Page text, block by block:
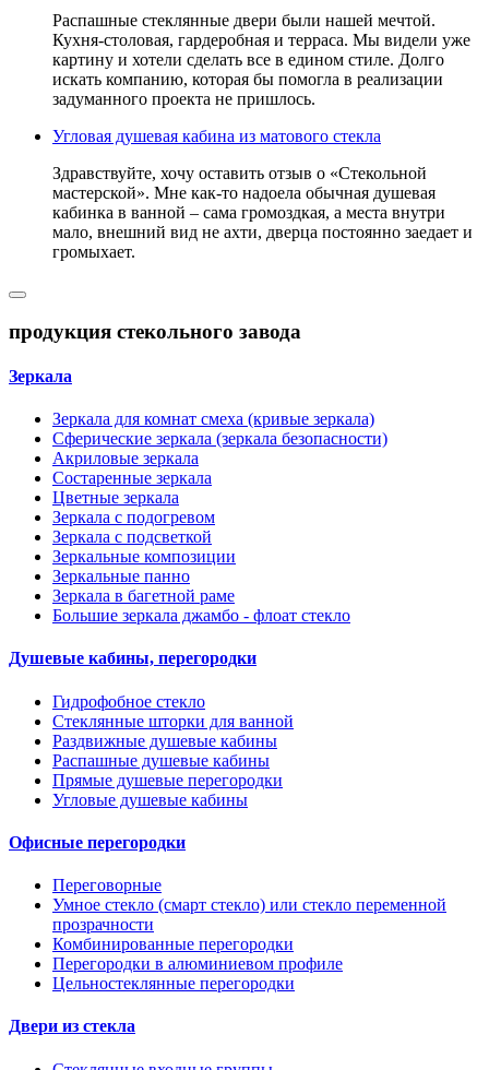
Распашные стеклянные двери были нашей мечтой.
Кухня-столовая, гардеробная и терраса. Мы видели уже
картину и хотели сделать все в едином стиле. Долго
искать компанию, которая бы помогла в реализации
задуманного проекта не пришлось.
Угловая душевая кабина из матового стекла
Здравствуйте, хочу оставить отзыв о «Стекольной
мастерской». Мне как-то надоела обычная душевая
кабинка в ванной – сама громоздкая, а места внутри
мало, внешний вид не ахти, дверца постоянно заедает и
громыхает.
продукция стекольного завода
Зеркала
Зеркала для комнат смеха (кривые зеркала)
Сферические зеркала (зеркала безопасности)
Акриловые зеркала
Состаренные зеркала
Цветные зеркала
Зеркала с подогревом
Зеркала с подсветкой
Зеркальные композиции
Зеркальные панно
Зеркала в багетной раме
Большие зеркала джамбо - флоат стекло
Душевые кабины, перегородки
Гидрофобное стекло
Стеклянные шторки для ванной
Раздвижные душевые кабины
Распашные душевые кабины
Прямые душевые перегородки
Угловые душевые кабины
Офисные перегородки
Переговорные
Умное стекло (смарт стекло) или стекло переменной
прозрачности
Комбинированные перегородки
Перегородки в алюминиевом профиле
Цельностеклянные перегородки
Двери из стекла